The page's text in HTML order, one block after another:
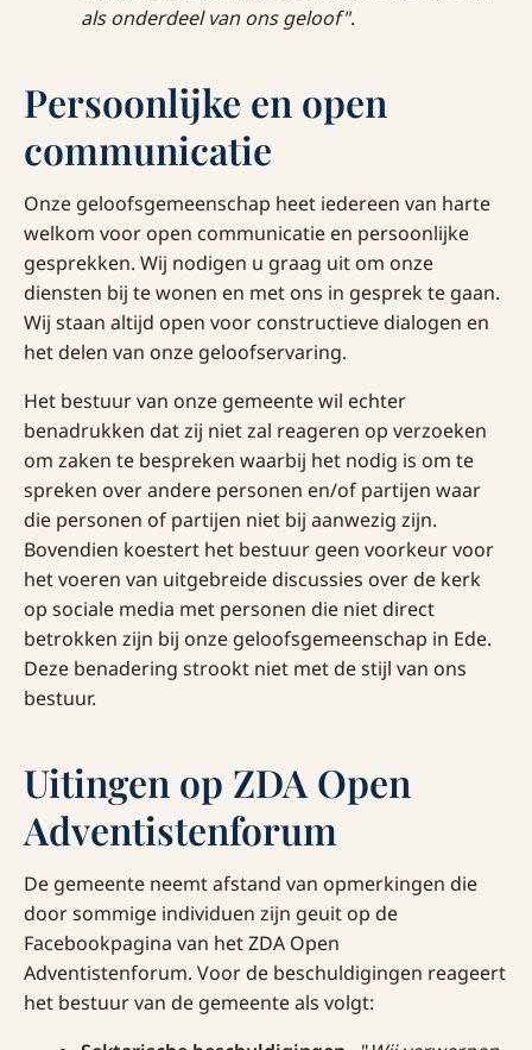
als onderdeel van ons geloof".
Persoonlijke en open
communicatie
Onze geloofsgemeenschap heet iedereen van harte
welkom voor open communicatie en persoonlijke
gesprekken. Wij nodigen u graag uit om onze
diensten bij te wonen en met ons in gesprek te gaan.
Wij staan altijd open voor constructieve dialogen en
het delen van onze geloofservaring.
Het bestuur van onze gemeente wil echter
benadrukken dat zij niet zal reageren op verzoeken
om zaken te bespreken waarbij het nodig is om te
spreken over andere personen en/of partijen waar
die personen of partijen niet bij aanwezig zijn.
Bovendien koestert het bestuur geen voorkeur voor
het voeren van uitgebreide discussies over de kerk
op sociale media met personen die niet direct
betrokken zijn bij onze geloofsgemeenschap in Ede.
Deze benadering strookt niet met de stijl van ons
bestuur.
Uitingen op ZDA Open
Adventistenforum
De gemeente neemt afstand van opmerkingen die
door sommige individuen zijn geuit op de
Facebookpagina van het ZDA Open
Adventistenforum. Voor de beschuldigingen reageert
het bestuur van de gemeente als volgt: